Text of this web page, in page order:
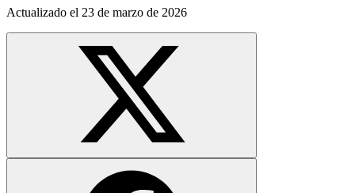
Actualizado el 23 de marzo de 2026